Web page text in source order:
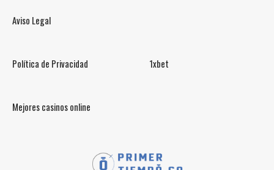
Aviso Legal
Política de Privacidad 1xbet
Mejores casinos online